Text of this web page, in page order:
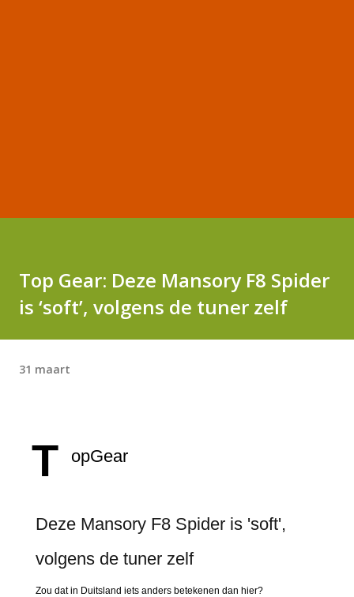
Top Gear: Deze Mansory F8 Spider
is ‘soft’, volgens de tuner zelf
31 maart
T opGear
Deze Mansory F8 Spider is 'soft',
volgens de tuner zelf
Zou dat in Duitsland iets anders betekenen dan hier?